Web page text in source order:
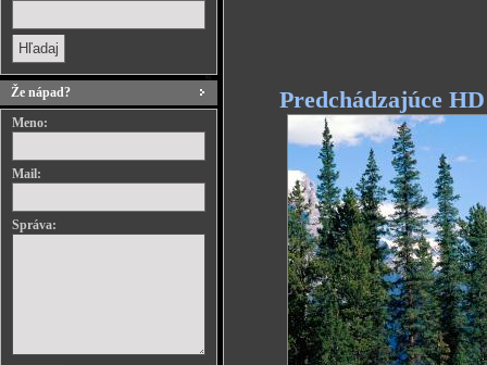
Že nápad?
Meno:
Mail:
Správa:
Predchádzajúce